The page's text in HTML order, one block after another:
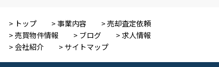
トップ 事業内容
売却査定依頼
売買物件情報
ブログ
求人情報
会社紹介
サイトマップ